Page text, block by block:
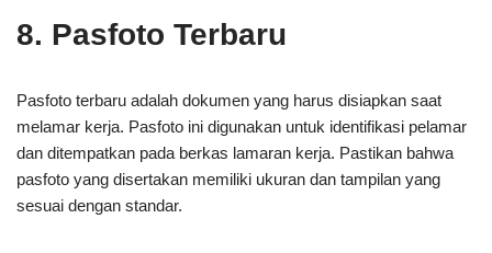
8. Pasfoto Terbaru
Pasfoto terbaru adalah dokumen yang harus disiapkan saat
melamar kerja. Pasfoto ini digunakan untuk identifikasi pelamar
dan ditempatkan pada berkas lamaran kerja. Pastikan bahwa
pasfoto yang disertakan memiliki ukuran dan tampilan yang
sesuai dengan standar.